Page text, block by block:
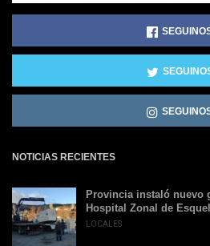
NOTICIAS RECIENTES
Provincia instaló nuevo
Hospital Zonal de Esquel
LOCALES